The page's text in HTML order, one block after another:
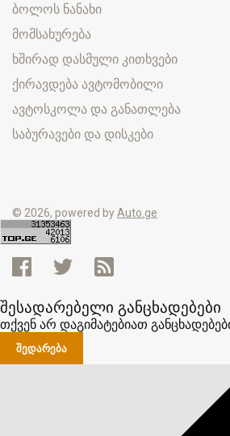
ბოლოს ნანახი
მომსახურება
ხშირად დასმული კითხვები
ქირავდება ავტომობილი
ავტოსკოლა და განათლება
საბურავები და დისკები
© 2026, powered byAuto.ge
შესადარებელი განცხადებები
თქვენ არ დაგიმატებიათ
ᲨᲔᲓᲐᲠᲔᲑᲐ